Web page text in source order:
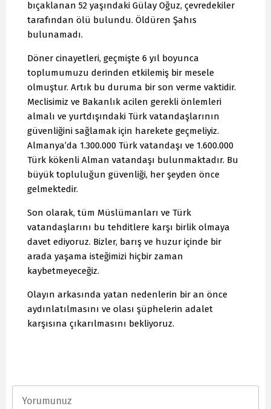
bıçaklanan 52 yaşındaki Gülay Oğuz, çevredekiler
tarafından ölü bulundu. Öldüren Şahıs
bulunamadı.
Döner cinayetleri, geçmişte 6 yıl boyunca
toplumumuzu derinden etkilemiş bir mesele
olmuştur. Artık bu duruma bir son verme vaktidir.
Meclisimiz ve Bakanlık acilen gerekli önlemleri
almalı ve yurtdışındaki Türk vatandaşlarının
güvenliğini sağlamak için harekete geçmeliyiz.
Almanya’da 1.300.000 Türk vatandaşı ve 1.600.000
Türk kökenli Alman vatandaşı bulunmaktadır. Bu
büyük topluluğun güvenliği, her şeyden önce
gelmektedir.
Son olarak, tüm Müslümanları ve Türk
vatandaşlarını bu tehditlere karşı birlik olmaya
davet ediyoruz. Bizler, barış ve huzur içinde bir
arada yaşama isteğimizi hiçbir zaman
kaybetmeyeceğiz.
Olayın arkasında yatan nedenlerin bir an önce
aydınlatılmasını ve olası şüphelerin adalet
karşısına çıkarılmasını bekliyoruz.